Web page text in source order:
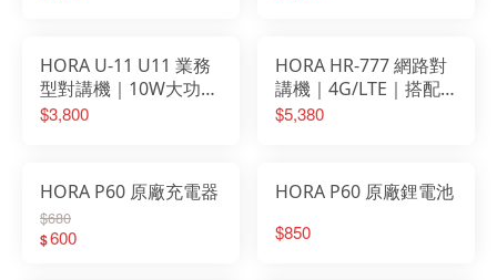
HORA U-11 U11 業務
型對講機｜10W大功率
｜免執照
$3,800
HORA HR-777 網路對
講機｜4G/LTE｜搭配
中華電信
$5,380
HORA P60 原廠充電器
$680
$600
HORA P60 原廠鋰電池
$850